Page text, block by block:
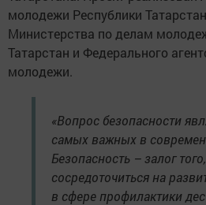
молодежи Республики
Министерства по делам
Татарстан и Федерального
молодежи.
«Вопрос безопасности
самых важных в
Безопасность – залог
сосредоточиться на
в сфере профилактики